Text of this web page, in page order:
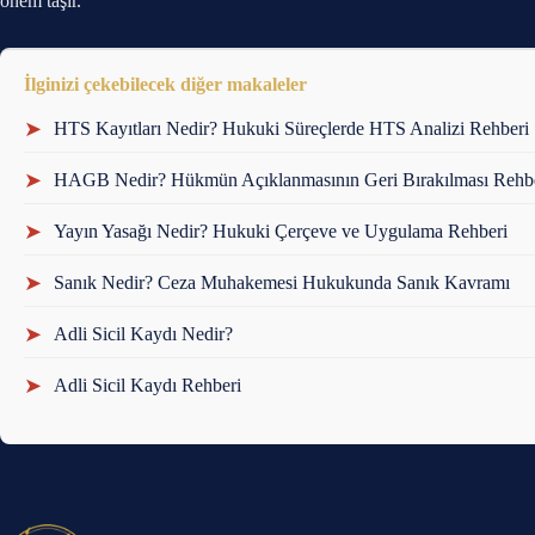
İlginizi çekebilecek diğer makaleler
➤ HTS Kayıtları Nedir? Hukuki Süreçlerde HTS Analizi Rehberi
➤ HAGB Nedir? Hükmün Açıklanmasının Geri Bırakılması
➤ Yayın Yasağı Nedir? Hukuki Çerçeve ve Uygulama Rehberi
➤ Sanık Nedir? Ceza Muhakemesi Hukukunda Sanık Kavramı
➤ Adli Sicil Kaydı Nedir?
➤ Adli Sicil Kaydı Rehberi